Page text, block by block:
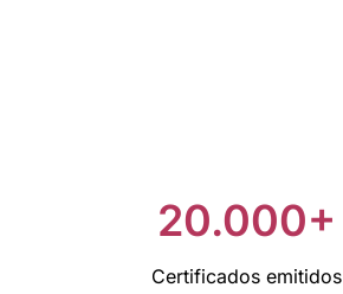
20.000+
Certificados emitidos